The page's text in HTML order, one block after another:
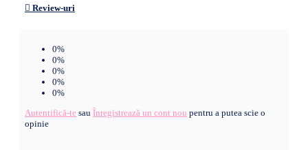
Review-uri
0%
0%
0%
0%
0%
Autentifică-te sau Înregistrează un cont nou pentru a putea scie o
opinie